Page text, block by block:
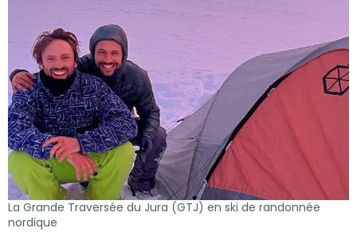
La Grande Traversée du Jura (GTJ) en ski de randonnée
nordique